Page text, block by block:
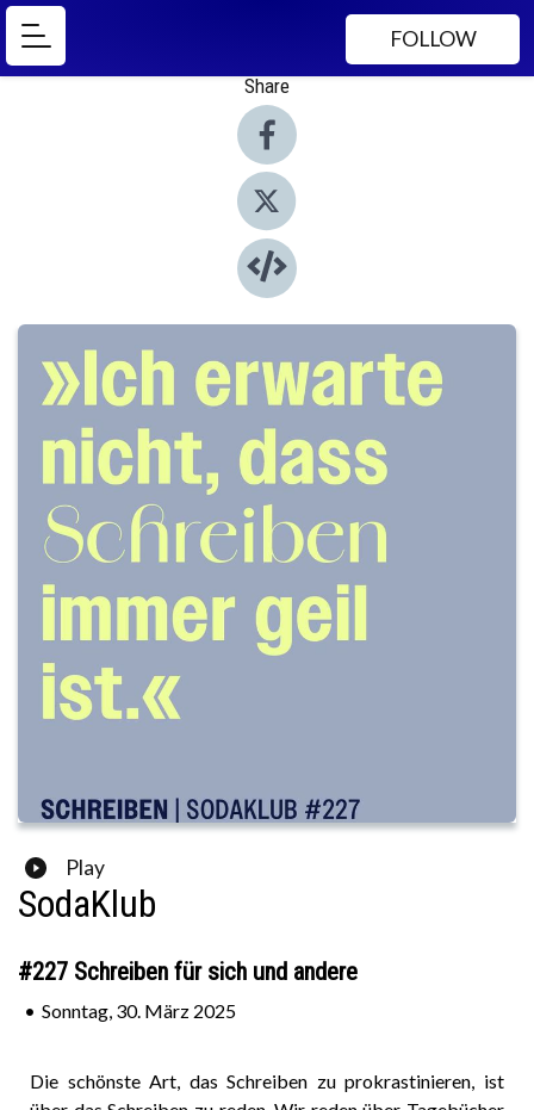
FOLLOW
Share
Play
SodaKlub
#227 Schreiben für sich und andere
• Sonntag, 30. März 2025
Die schönste Art, das Schreiben zu prokrastinieren, ist